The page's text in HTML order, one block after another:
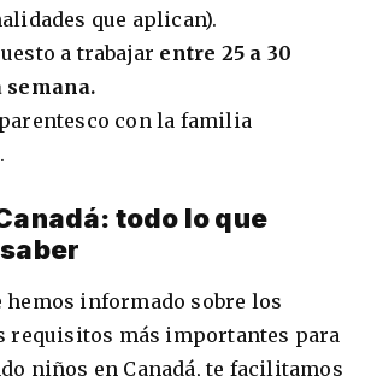
que aplican).
a trabajar entre 25 a 30
semana.
con la familia
todo lo que
hemos informado sobre los
requisitos más importantes para
niños en Canadá, te facilitamos